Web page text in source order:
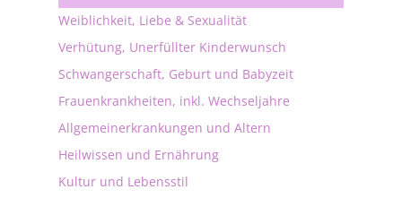
Weiblichkeit, Liebe & Sexualität
Verhütung, Unerfüllter Kinderwunsch
Schwangerschaft, Geburt und Babyzeit
Frauenkrankheiten, inkl. Wechseljahre
Allgemeinerkrankungen und Altern
Heilwissen und Ernährung
Kultur und Lebensstil